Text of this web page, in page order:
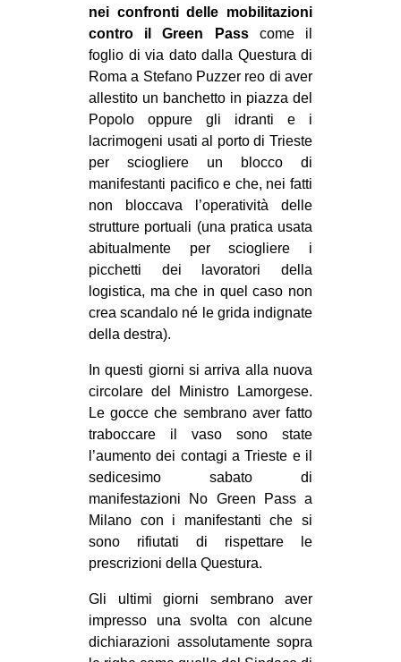
ms
SEARCH
nei confronti delle mobilitazioni
contro il Green Passcome il
foglio di via dato dalla Questura di
Roma a Stefano Puzzer reo di aver
allestito un banchetto in piazza del
Popolo oppure gli idranti e i
lacrimogeni usati al porto di Trieste
per sciogliere un blocco di
manifestanti pacifico e che, nei fatti
non bloccava l’operatività delle
strutture portuali (una pratica usata
abitualmente per sciogliere i
picchetti dei lavoratori della
logistica, ma che in quel caso non
crea scandalo né le grida indignate
della destra).
In questi giorni si arriva alla nuova
circolare del Ministro Lamorgese.
Le gocce che sembrano aver fatto
traboccare il vaso sono state
l’aumento dei contagi a Trieste e il
sedicesimo sabato di
manifestazioni No Green Pass a
Milano con i manifestanti che si
sono rifiutati di rispettare le
prescrizioni della Questura.
Gli ultimi giorni sembrano aver
impresso una svolta con alcune
dichiarazioni assolutamente sopra